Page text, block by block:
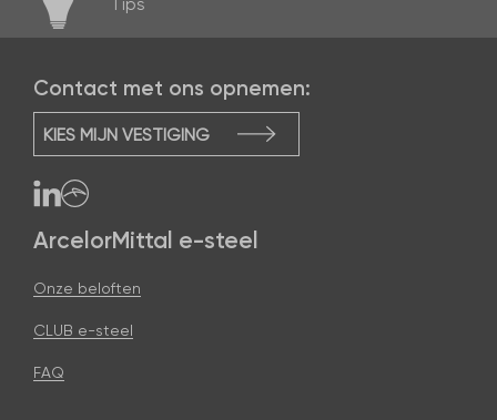
Tips
ArcelorMittal e-steel
Onze beloften
CLUB e-steel
FAQ
Contact met ons opnemen:
KIES MIJN VESTIGING